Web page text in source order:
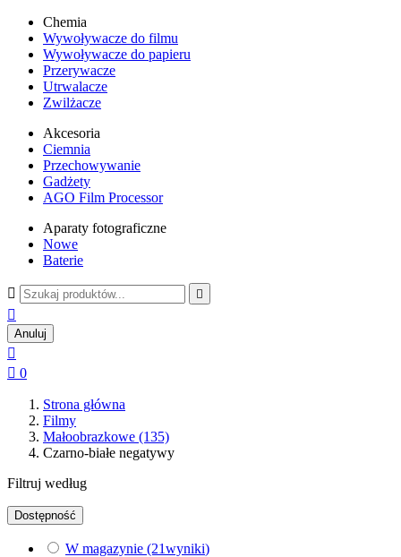
Chemia
Wywoływacze do filmu
Wywoływacze do papieru
Przerywacze
Utrwalacze
Zwilżacze
Akcesoria
Ciemnia
Przechowywanie
Gadżety
AGO Film Processor
Aparaty fotograficzne
Nowe
Baterie
 

Anuluj

 0
Strona główna
Filmy
Małoobrazkowe (135)
Czarno-białe negatywy
Filtruj według
Dostępność
W magazynie (21wyniki)